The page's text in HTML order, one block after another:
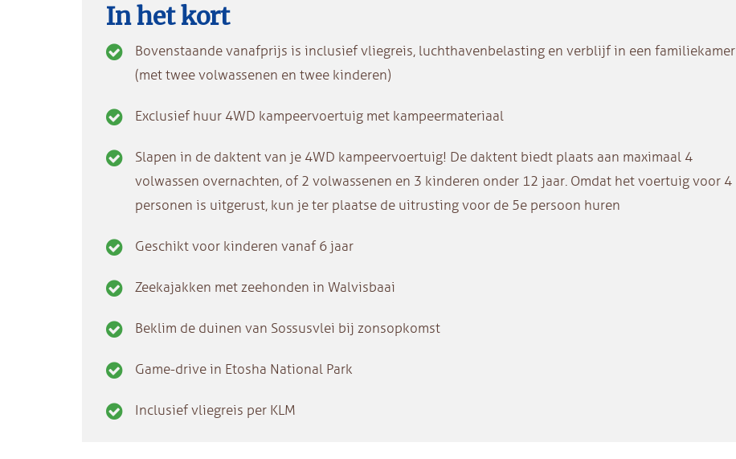
In het kort
Bovenstaande vanafprijs is inclusief vliegreis, luchthavenbelasting en verblijf in een familiekamer
(met twee volwassenen en twee kinderen)
Exclusief huur 4WD kampeervoertuig met kampeermateriaal
Slapen in de daktent van je 4WD kampeervoertuig! De daktent biedt plaats aan maximaal 4
volwassen overnachten, of 2 volwassenen en 3 kinderen onder 12 jaar. Omdat het voertuig voor 4
personen is uitgerust, kun je ter plaatse de uitrusting voor de 5e persoon huren
Geschikt voor kinderen vanaf 6 jaar
Zeekajakken met zeehonden in Walvisbaai
Beklim de duinen van Sossusvlei bij zonsopkomst
Game-drive in Etosha National Park
Inclusief vliegreis per KLM